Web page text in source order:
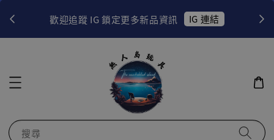
歡迎追蹤 IG 鎖定更多新品資訊 IG 連結
搜尋